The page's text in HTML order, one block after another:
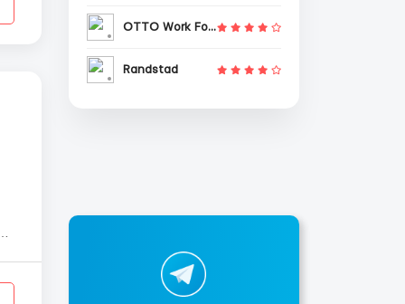
OTTO Work Force
Randstad